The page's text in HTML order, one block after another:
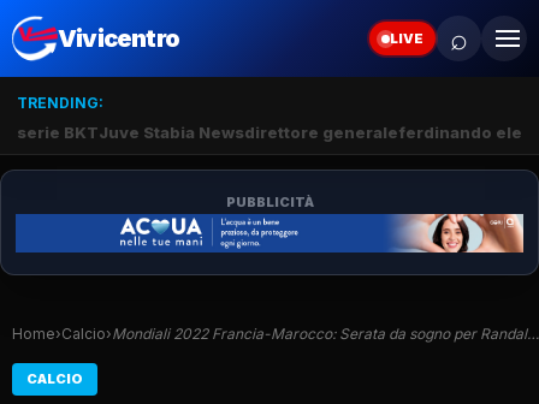
Vivicentro LIVE ⌕
TRENDING:
serie BKTJuve Stabia Newsdirettore generaleferdinando
PUBBLICITÀ
Home›Calcio›Mondiali 2022 Francia-Marocco: Serata da sogno per Randal…
CALCIO